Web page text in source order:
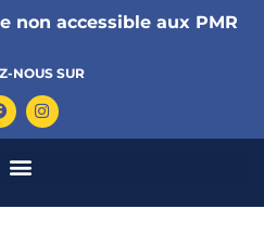
non accessible aux PMR
NOUS SUR